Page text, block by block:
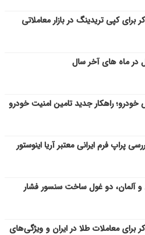
برای کپی‌ تریدینگ در بازار معاملاتی
در ماه های آخر سال
راهکار جدید تامین امنیت خودرو
پراپ فرم ایرانی معتبر آریا اینوستور
و آلمان، دو غول ساخت سنسور فشار
برای معاملات طلا در ایران و ویژگی‌های